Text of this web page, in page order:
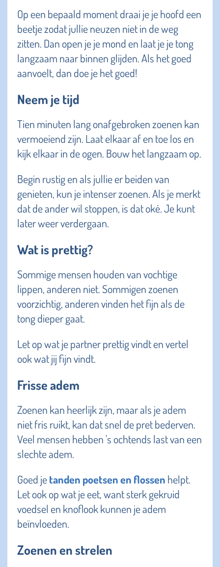
Op een bepaald moment draai je je hoofd een
beetje zodat jullie neuzen niet in de weg
zitten. Dan open je je mond en laat je je tong
langzaam naar binnen glijden. Als het goed
aanvoelt, dan doe je het goed!
Neem je tijd
Tien minuten lang onafgebroken zoenen kan
vermoeiend zijn. Laat elkaar af en toe los en
kijk elkaar in de ogen. Bouw het langzaam op.
Begin rustig en als jullie er beiden van
genieten, kun je intenser zoenen. Als je merkt
dat de ander wil stoppen, is dat oké. Je kunt
later weer verdergaan.
Wat is prettig?
Sommige mensen houden van vochtige
lippen, anderen niet. Sommigen zoenen
voorzichtig, anderen vinden het fijn als de
tong dieper gaat.
Let op wat je partner prettig vindt en vertel
ook wat jij fijn vindt.
Frisse adem
Zoenen kan heerlijk zijn, maar als je adem
niet fris ruikt, kan dat snel de pret bederven.
Veel mensen hebben 's ochtends last van een
slechte adem.
Goed jetanden poetsen en flossen helpt.
Let ook op wat je eet, want sterk gekruid
voedsel en knoflook kunnen je adem
beïnvloeden.
Zoenen en strelen